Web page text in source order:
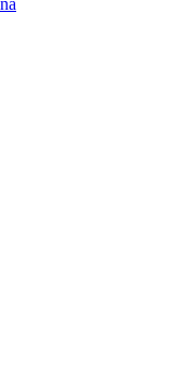
Miloš
grada. Todorić
a sada je...